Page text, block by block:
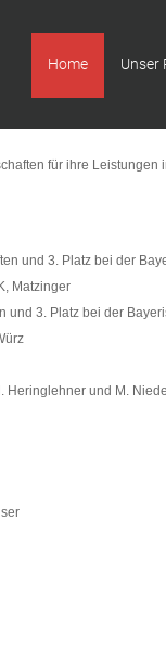
Home Unser
für ihre Leistungen
und 3. Platz bei der
Matzinger
und 3. Platz bei der
Heringlehner und M.